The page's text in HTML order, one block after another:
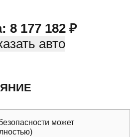
8 177 182₽
авто
может